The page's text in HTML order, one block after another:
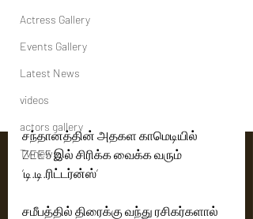
Actress Gallery
Events Gallery
Latest News
videos
actors gallery
Tv news
சந்தானத்தின் அதகள காமெடியில்
ZEE5 இல் சிரிக்க வைக்க வரும்
‘டி.டி.ரிட்டர்ன்ஸ்’
சமீபத்தில் திரைக்கு வந்து ரசிகர்களால்